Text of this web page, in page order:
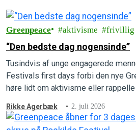
Greenpeace aktivisme frivillig
“Den bedste dag nogensinde”
Tusindvis af unge engagerede
Festivals first days forbi den nye
høre lidt om aktivisme eller
Rikke Agerbæk 2. juli 2026